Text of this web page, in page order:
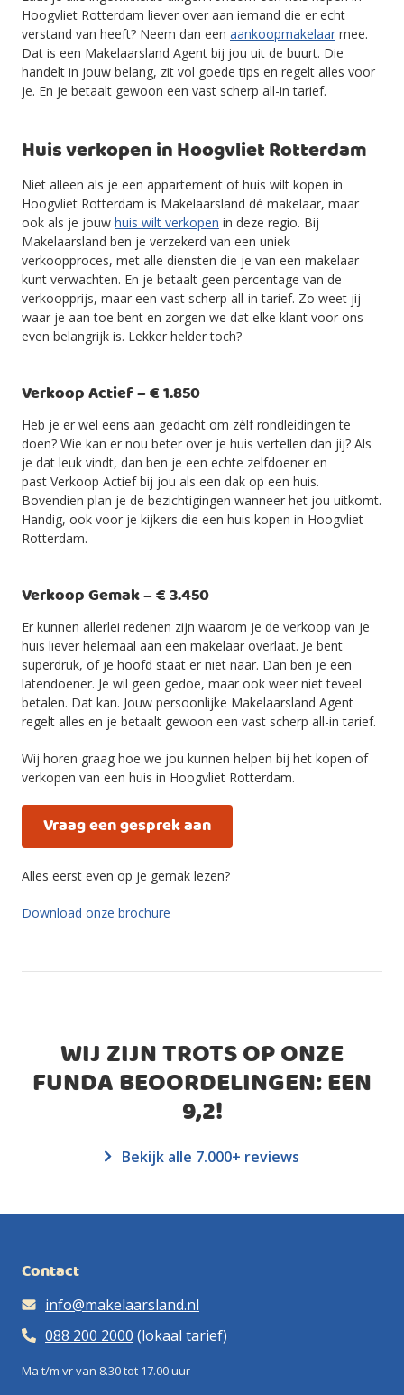
Hoogvliet Rotterdam liever over aan iemand die er echt
verstand van heeft? Neem dan een aankoopmakelaar mee.
Dat is een Makelaarsland Agent bij jou uit de buurt. Die
handelt in jouw belang, zit vol goede tips en regelt alles voor
je. En je betaalt gewoon een vast scherp all-in tarief.
Huis verkopen in Hoogvliet Rotterdam
Niet alleen als je een appartement of huis wilt kopen in
Hoogvliet Rotterdam is Makelaarsland dé makelaar, maar
ook als je jouw huis wilt verkopen in deze regio. Bij
Makelaarsland ben je verzekerd van een uniek
verkoopproces, met alle diensten die je van een makelaar
kunt verwachten. En je betaalt geen percentage van de
verkoopprijs, maar een vast scherp all-in tarief. Zo weet jij
waar je aan toe bent en zorgen we dat elke klant voor ons
even belangrijk is. Lekker helder toch?
Verkoop Actief – € 1.850
Heb je er wel eens aan gedacht om zélf rondleidingen te
doen? Wie kan er nou beter over je huis vertellen dan jij? Als
je dat leuk vindt, dan ben je een echte zelfdoener en
past Verkoop Actief bij jou als een dak op een huis.
Bovendien plan je de bezichtigingen wanneer het jou uitkomt.
Handig, ook voor je kijkers die een huis kopen in Hoogvliet
Rotterdam.
Verkoop Gemak – € 3.450
Er kunnen allerlei redenen zijn waarom je de verkoop van je
huis liever helemaal aan een makelaar overlaat. Je bent
superdruk, of je hoofd staat er niet naar. Dan ben je een
latendoener. Je wil geen gedoe, maar ook weer niet teveel
betalen. Dat kan. Jouw persoonlijke Makelaarsland Agent
regelt alles en je betaalt gewoon een vast scherp all-in tarief.
Wij horen graag hoe we jou kunnen helpen bij het kopen of
verkopen van een huis in Hoogvliet Rotterdam.
Vraag een gesprek aan
Alles eerst even op je gemak lezen?
Download onze brochure
WIJ ZIJN TROTS OP ONZE
FUNDA BEOORDELINGEN: EEN
9,2!
Bekijk alle 7.000+ reviews
Contact
info@makelaarsland.nl
088 200 2000 (lokaal tarief)
Ma t/m vr van 8.30 tot 17.00 uur